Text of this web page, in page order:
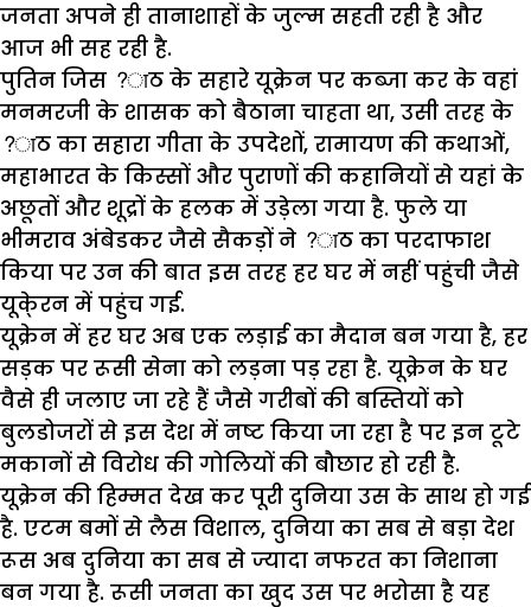
जनता अपने ही तानाशाहों के जुल्म सहती रही है और
आज भी सह रही है.
पुतिन जिस ?ाठ के सहारे यूक्रेन पर कब्जा कर के वहां
मनमरजी के शासक को बैठाना चाहता था, उसी तरह के
?ाठ का सहारा गीता के उपदेशों, रामायण की कथाओं,
महाभारत के किस्सों और पुराणों की कहानियों से यहां के
अछूतों और शूद्रों के हलक में उड़ेला गया है. फुले या
भीमराव अंबेडकर जैसे सैकड़ों ने ?ाठ का परदाफाश
किया पर उन की बात इस तरह हर घर में नहीं पहुंची जैसे
यूके्रन में पहुंच गई.
यूक्रेन में हर घर अब एक लड़ाई का मैदान बन गया है, हर
सड़क पर रूसी सेना को लड़ना पड़ रहा है. यूक्रेन के घर
वैसे ही जलाए जा रहे हैं जैसे गरीबों की बस्तियों को
बुलडोजरों से इस देश में नष्ट किया जा रहा है पर इन टूटे
मकानों से विरोध की गोलियों की बौछार हो रही है.
यूक्रेन की हिम्मत देख कर पूरी दुनिया उस के साथ हो गई
है. एटम बमों से लैस विशाल, दुनिया का सब से बड़ा देश
रूस अब दुनिया का सब से ज्यादा नफरत का निशाना
बन गया है. रूसी जनता का खुद उस पर भरोसा है यह